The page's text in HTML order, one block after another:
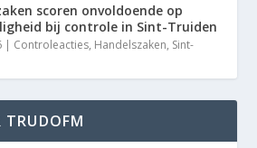
scoren onvoldoende op
bij controle in Sint-Truiden
| Controleacties, Handelszaken, Sint-
TRUDOFM